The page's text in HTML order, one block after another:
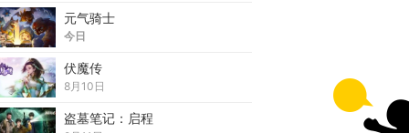
元气骑士
今日
伏魔传
8月10日
盗墓笔记：启程